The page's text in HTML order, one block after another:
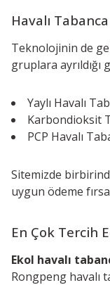
Havalı
Teknolojinin de
gruplara ayrıldığı
Yaylı Havalı
Karbondioksit
PCP Havalı
Sitemizde
uygun ödeme
En Çok Tercih
Ekol havalı
Rongpeng havalı